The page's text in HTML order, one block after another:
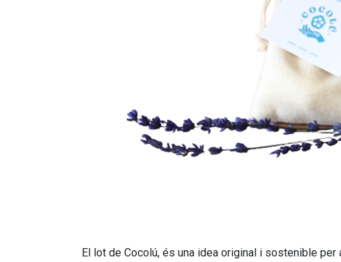
El lot de Cocolú, és una idea original i sostenible